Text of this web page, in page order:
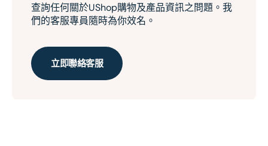
查詢任何關於UShop購物及產品資訊之問題。我
們的客服專員隨時為你效名。
立即聯絡客服